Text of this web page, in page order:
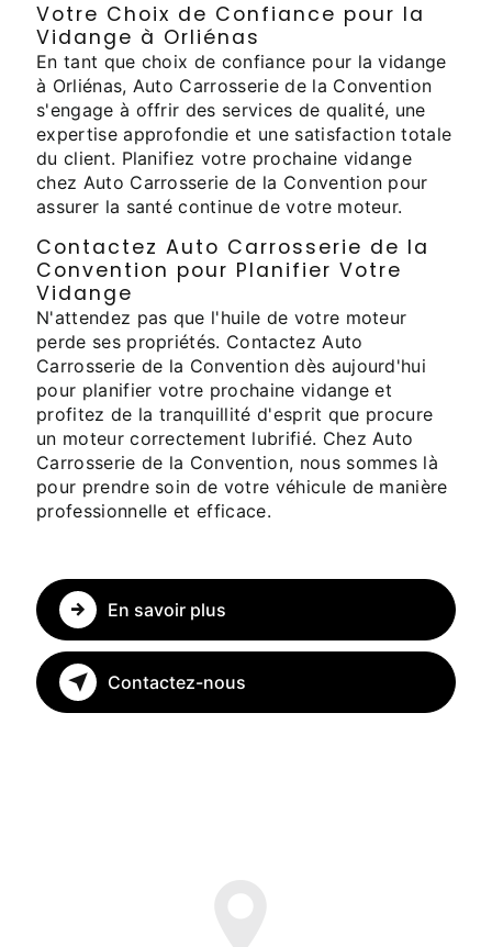
Votre Choix de Confiance pour la
Vidange à Orliénas
En tant que choix de confiance pour la vidange
à Orliénas, Auto Carrosserie de la Convention
s'engage à offrir des services de qualité, une
expertise approfondie et une satisfaction totale
du client. Planifiez votre prochaine vidange
chez Auto Carrosserie de la Convention pour
assurer la santé continue de votre moteur.
Contactez Auto Carrosserie de la
Convention pour Planifier Votre
Vidange
N'attendez pas que l'huile de votre moteur
perde ses propriétés. Contactez Auto
Carrosserie de la Convention dès aujourd'hui
pour planifier votre prochaine vidange et
profitez de la tranquillité d'esprit que procure
un moteur correctement lubrifié. Chez Auto
Carrosserie de la Convention, nous sommes là
pour prendre soin de votre véhicule de manière
professionnelle et efficace.
En savoir plus
Contactez-nous